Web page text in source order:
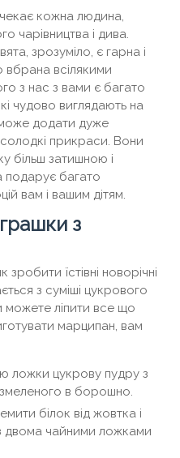
кожна людина,
чарівництва і дива.
зрозуміло, є гарна і
вбрана всілякими
з нас з вами є багато
чудово виглядають на
додати дуже
солодкі прикраси. Вони
більш затишною і
багато
вам і вашим дітям.
з
їстівні новорічні
з суміші цукрового
можете ліпити все що
марципан, вам
ложки цукрову пудру з
в борошно.
білок від жовтка і
двома чайними ложками